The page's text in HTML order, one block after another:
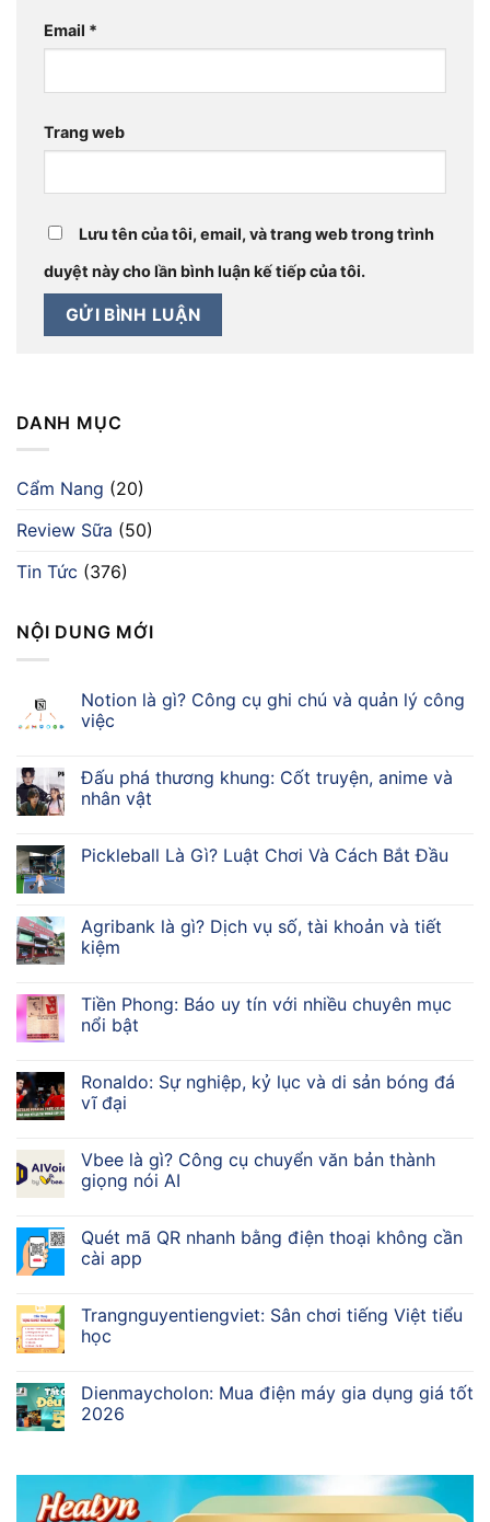
DANH MỤC
Cẩm Nang (20)
Review Sữa (50)
Tin Tức (376)
NỘI DUNG MỚI
Notion là gì? Công cụ ghi chú và quản lý công
việc
Đấu phá thương khung: Cốt truyện, anime và
nhân vật
Pickleball Là Gì? Luật Chơi Và Cách Bắt Đầu
Agribank là gì? Dịch vụ số, tài khoản và tiết
kiệm
Tiền Phong: Báo uy tín với nhiều chuyên mục
nổi bật
Ronaldo: Sự nghiệp, kỷ lục và di sản bóng đá
vĩ đại
Vbee là gì? Công cụ chuyển văn bản thành
giọng nói AI
Quét mã QR nhanh bằng điện thoại không cần
cài app
Trangnguyentiengviet: Sân chơi tiếng Việt tiểu
học
Dienmaycholon: Mua điện máy gia dụng giá tốt
2026
Email *
Trang web
Lưu tên của tôi, email, và trang web trong trình
duyệt này cho lần bình luận kế tiếp của tôi.